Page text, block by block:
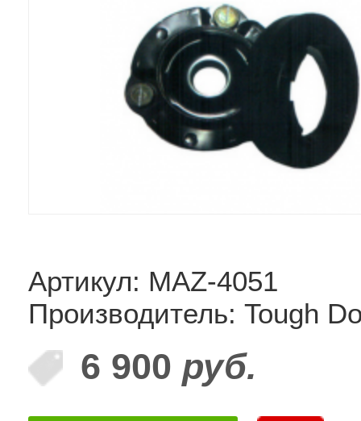
Артикул: MAZ-4051
Производитель: Tough
6 900 руб.